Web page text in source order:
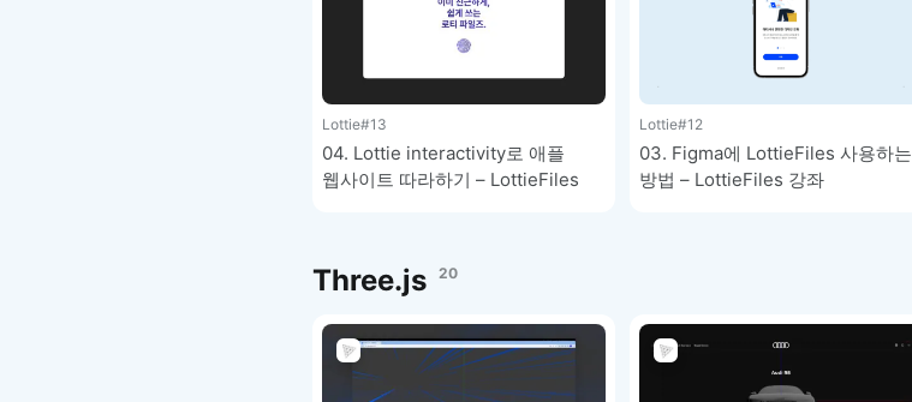
Lottie#13
04. Lottie interactivity로 애플
웹사이트 따라하기 – LottieFiles
Lottie#12
03. Figma에 LottieFiles 사용하는
방법 – LottieFiles 강좌
Three.js 20